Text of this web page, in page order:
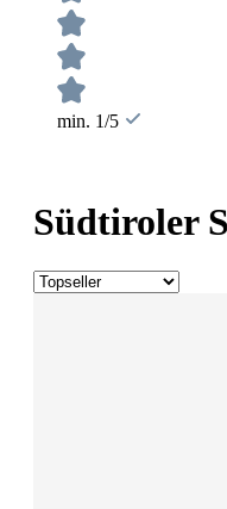
min. 1/5
Südtiroler